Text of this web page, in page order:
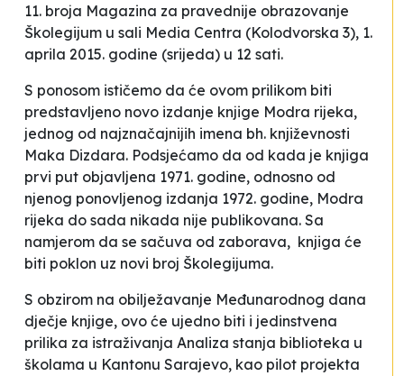
11. broja Magazina za pravednije obrazovanje
Školegijum u sali Media Centra (Kolodvorska 3), 1.
aprila 2015. godine (srijeda) u 12 sati.
S ponosom ističemo da će ovom prilikom biti
predstavljeno novo izdanje knjige Modra rijeka,
jednog od najznačajnijih imena bh. književnosti
Maka Dizdara. Podsjećamo da od kada je knjiga
prvi put objavljena 1971. godine, odnosno od
njenog ponovljenog izdanja 1972. godine, Modra
rijeka do sada nikada nije publikovana. Sa
namjerom da se sačuva od zaborava, knjiga će
biti poklon uz novi broj Školegijuma.
S obzirom na obilježavanje Međunarodnog dana
dječje knjige, ovo će ujedno biti i jedinstvena
prilika za istraživanja Analiza stanja biblioteka u
školama u Kantonu Sarajevo, kao pilot projekta